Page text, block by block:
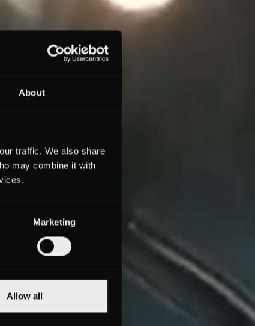
About
traffic. We also share
may combine it with
Marketing
Allow all